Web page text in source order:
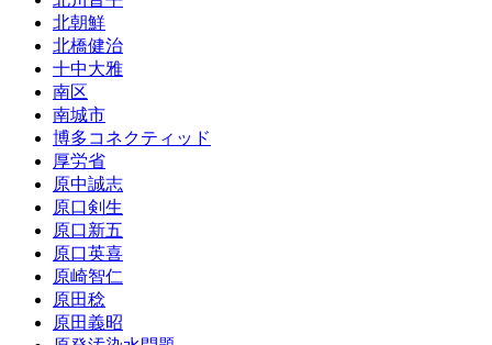
北朝鮮
北橋健治
十中大雅
南区
南城市
博多コネクティッド
厚労省
原中誠志
原口剣生
原口新五
原口英喜
原崎智仁
原田稔
原田義昭